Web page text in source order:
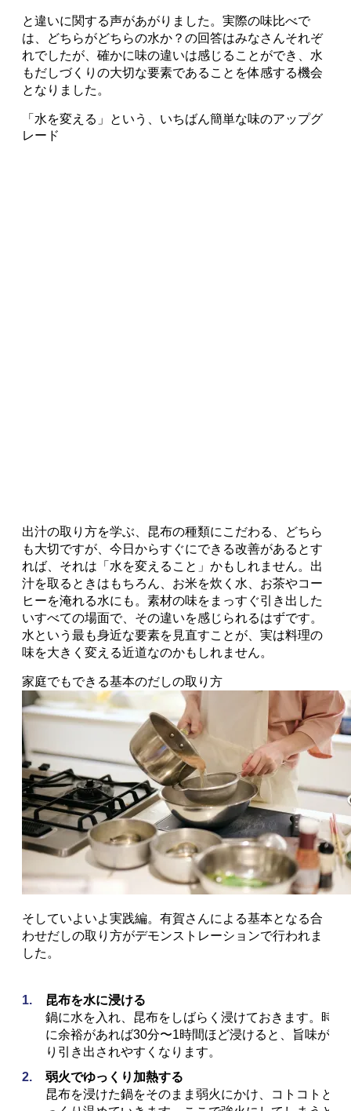
と違いに関する声があがりました。実際の味比べで
は、どちらがどちらの水か？の回答はみなさんそれぞ
れでしたが、確かに味の違いは感じることができ、水
もだしづくりの大切な要素であることを体感する機会
となりました。
「水を変える」という、いちばん簡単な味のアップグ
レード
家庭でもできる基本のだしの取り方
そしていよいよ実践編。有賀さんによる基本となる合
わせだしの取り方がデモンストレーションで行われま
した。
昆布を水に浸ける
鍋に水を入れ、昆布をしばらく浸けておきます。時間
に余裕があれば30分〜1時間ほど浸けると、旨味がよ
り引き出されやすくなります。
弱火でゆっくり加熱する
昆布を浸けた鍋をそのまま弱火にかけ、コトコトとゆ
沸騰直前で昆布を引き上げる
鍋の底から小さな泡がふつふつと上がり、沸騰する直
前のタイミングで昆布を取り出します。沸騰させてし
めが大切です。
かつお節を入れて1分煮出す